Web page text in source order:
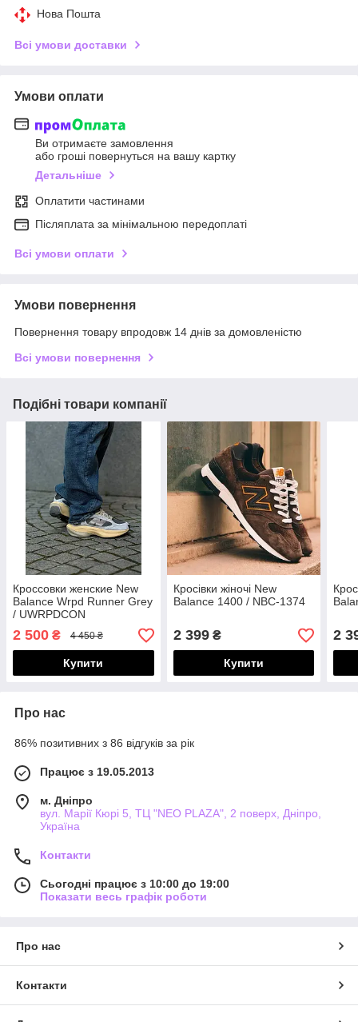
Нова Пошта
Всі умови доставки
Умови оплати
Ви отримаєте замовлення
або гроші повернуться на вашу картку
Детальніше
Оплатити частинами
Післяплата за мінімальною передоплаті
Всі умови оплати
Умови повернення
Повернення товару впродовж 14 днів за домовленістю
Всі умови повернення
Подібні товари компанії
Кроссовки женские New
Balance Wrpd Runner Grey
/ UWRPDCON
2 500 ₴ 4 450 ₴
Купити
Кросівки жіночі New
Balance 1400 / NBC-1374
2 399₴
Купити
2
Про нас
86% позитивних з 86 відгуків за рік
Працює з 19.05.2013
м. Дніпро
вул. Марії Кюрі 5, ТЦ "NEO PLAZA", 2 поверх, Дніпро,
Україна
Контакти
Сьогодні працює з 10:00 до 19:00
Показати весь графік роботи
Про нас
Контакти